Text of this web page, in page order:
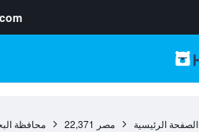
الصفحة الرئيسية مصر 22,371 محافظة